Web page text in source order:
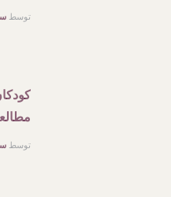
توسط
توسط